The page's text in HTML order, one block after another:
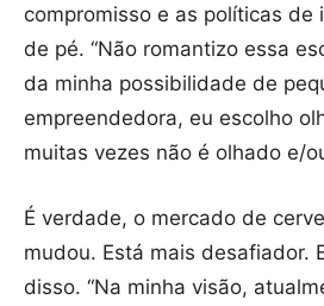
compromisso e as políticas de
de pé. “Não romantizo essa
da minha possibilidade de
empreendedora, eu escolho
muitas vezes não é olhado e/
É verdade, o mercado de
mudou. Está mais desafiador.
disso. “Na minha visão,